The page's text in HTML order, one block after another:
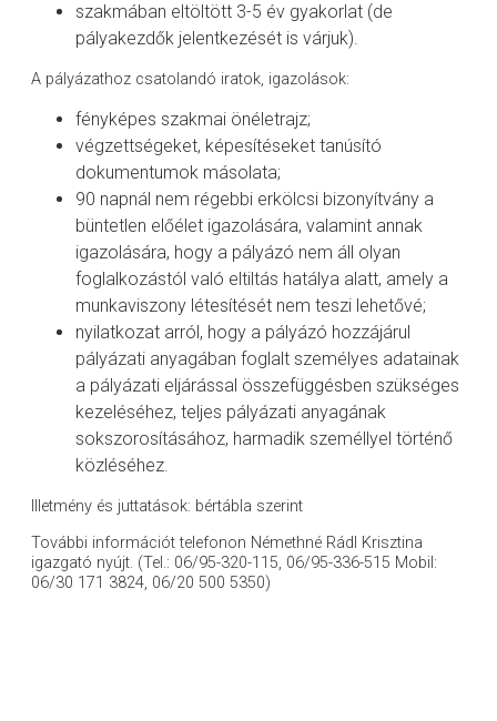
szakmában eltöltött 3-5 év gyakorlat (de
pályakezdők jelentkezését is várjuk).
A pályázathoz csatolandó iratok, igazolások:
fényképes szakmai önéletrajz;
végzettségeket, képesítéseket tanúsító
dokumentumok másolata;
90 napnál nem régebbi erkölcsi bizonyítvány a
büntetlen előélet igazolására, valamint annak
igazolására, hogy a pályázó nem áll olyan
foglalkozástól való eltiltás hatálya alatt, amely a
munkaviszony létesítését nem teszi lehetővé;
nyilatkozat arról, hogy a pályázó hozzájárul
pályázati anyagában foglalt személyes adatainak
a pályázati eljárással összefüggésben szükséges
kezeléséhez, teljes pályázati anyagának
sokszorosításához, harmadik személlyel történő
közléséhez.
Illetmény és juttatások: bértábla szerint
További információt telefonon Némethné Rádl Krisztina
igazgató nyújt. (Tel.: 06/95-320-115, 06/95-336-515 Mobil:
06/30 171 3824, 06/20 500 5350)